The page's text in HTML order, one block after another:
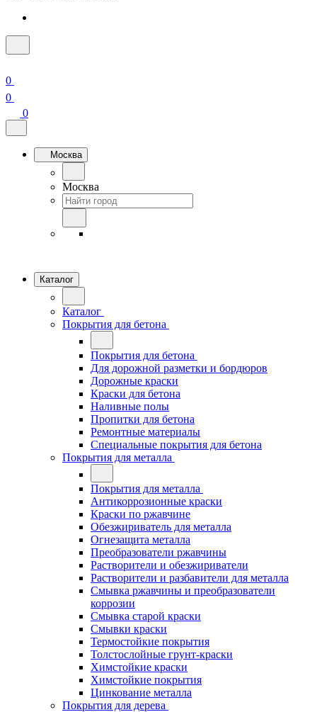
0
0
0
Москва
Москва
Каталог
Каталог
Покрытия для бетона
Покрытия для бетона
Для дорожной разметки и бордюров
Дорожные краски
Краски для бетона
Наливные полы
Пропитки для бетона
Ремонтные материалы
Специальные покрытия для бетона
Покрытия для металла
Покрытия для металла
Антикоррозионные краски
Краски по ржавчине
Обезжириватель для металла
Огнезащита металла
Преобразователи ржавчины
Растворители и обезжириватели
Растворители и разбавители для металла
Смывка ржавчины и преобразователи
коррозии
Смывка старой краски
Смывки краски
Термостойкие покрытия
Толстослойные грунт-краски
Химстойкие краски
Химстойкие покрытия
Цинкование металла
Покрытия для дерева